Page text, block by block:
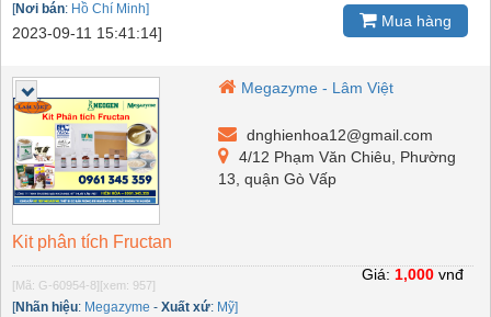
[Nơi bán: Hồ Chí Minh]
2023-09-11 15:41:14]
Mua hàng
Megazyme - Lâm Việt
dnghienhoa12@gmail.com
4/12 Phạm Văn Chiêu, Phường
13, quận Gò Vấp
Kit phân tích Fructan
[Mã: G-60954-8] [xem: 957]
[Nhãn hiệu: Megazyme - Xuất xứ: Mỹ]
Giá: 1,000 vnđ